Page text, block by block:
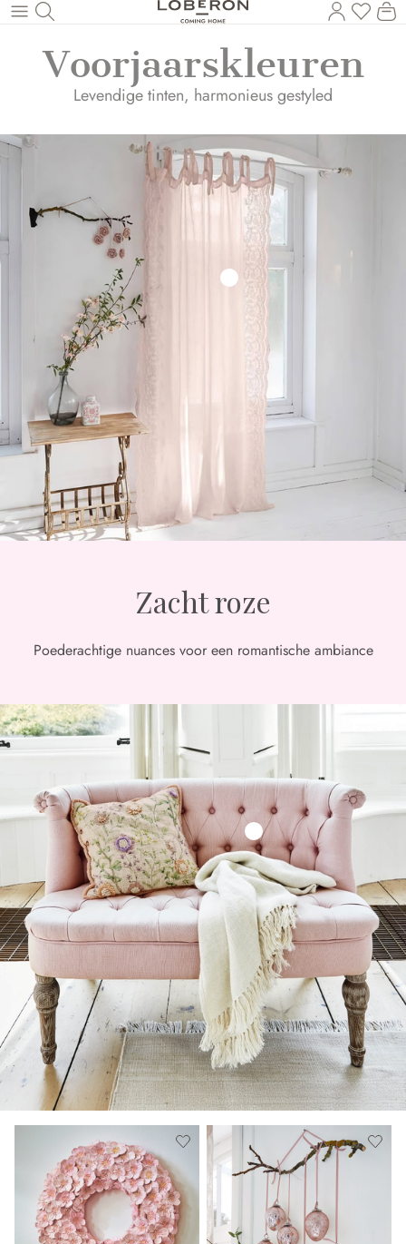
Naar de hoofdinhoud
U
Voorjaarskleuren
Levendige tinten, harmonieus gestyled
Zacht roze
Poederachtige nuances voor een romantische ambiance